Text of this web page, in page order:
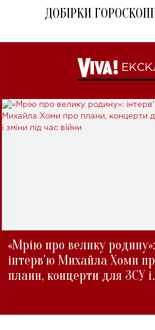
ДОБІРКИ
«Мрію про велику родину»:
інтерв'ю Михайла Хоми
плани, концерти для ЗСУ і